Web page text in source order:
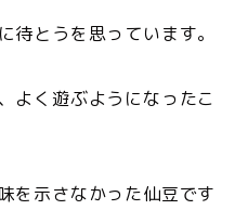
待とうを思っています。
よく遊ぶようになったこ
を示さなかった仙豆です